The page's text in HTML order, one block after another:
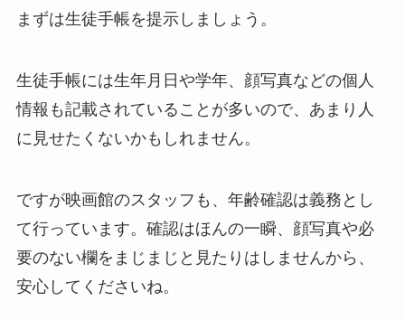
まずは生徒手帳を提示しましょう。
生徒手帳には生年月日や学年、顔写真などの個人
情報も記載されていることが多いので、あまり人
に見せたくないかもしれません。
ですが映画館のスタッフも、年齢確認は義務とし
て行っています。確認はほんの一瞬、顔写真や必
要のない欄をまじまじと見たりはしませんから、
安心してくださいね。